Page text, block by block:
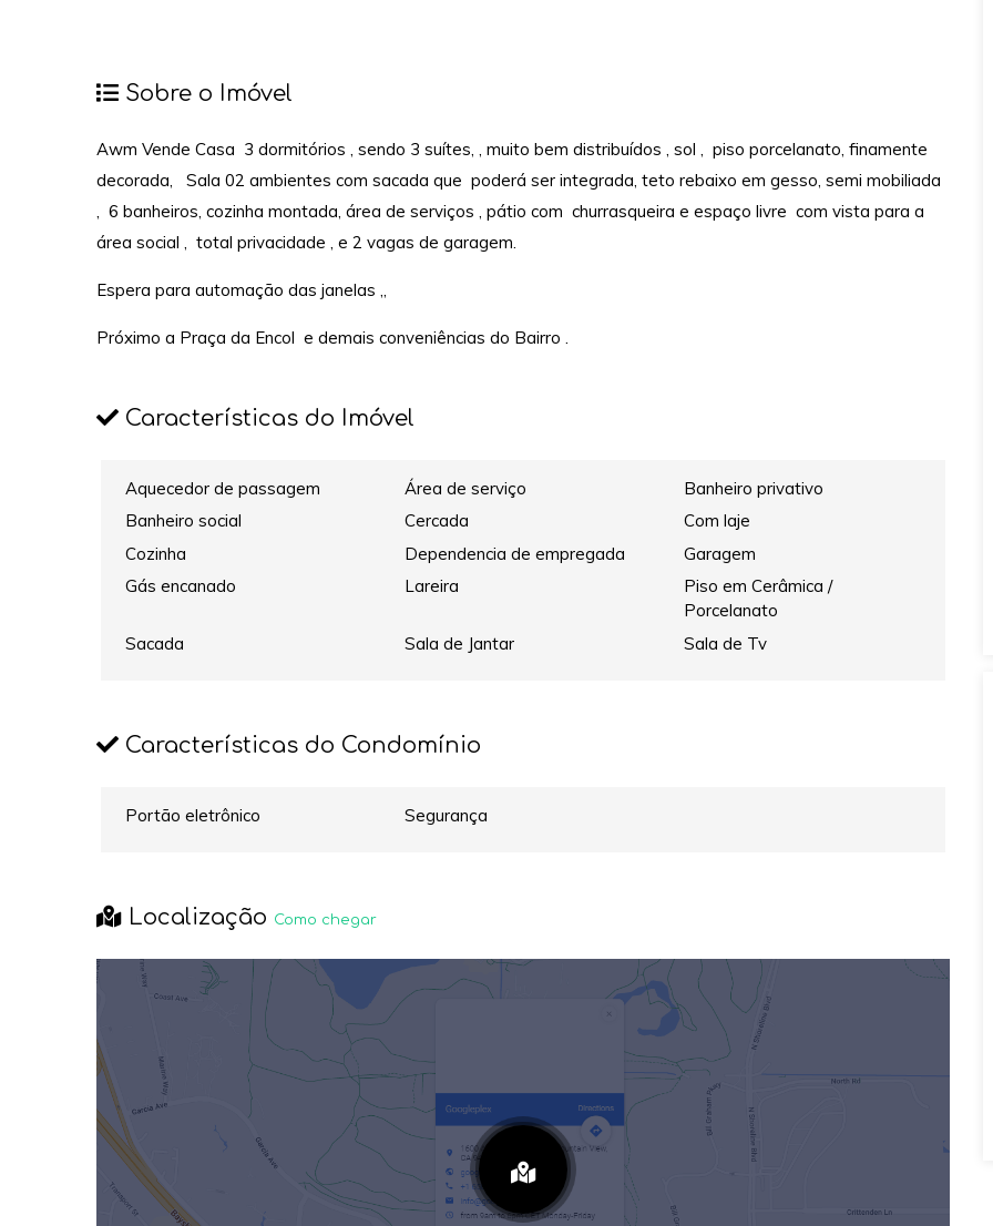
Sobre o Imóvel
Awm Vende Casa 3 dormitórios , sendo 3 suítes, , muito bem distribuídos , sol , piso porcelanato, finamente
decorada, Sala 02 ambientes com sacada que poderá ser integrada, teto rebaixo em gesso, semi mobiliada
, 6 banheiros, cozinha montada, área de serviços , pátio com churrasqueira e espaço livre com vista para a
área social , total privacidade , e 2 vagas de garagem.
Espera para automação das janelas ,,
Próximo a Praça da Encol e demais conveniências do Bairro .
Características do Imóvel
Aquecedor de passagem Área de serviço
Banheiro privativo
Banheiro social
Cercada
Com laje
Cozinha
Dependencia de empregada
Garagem
Gás encanado
Lareira
Piso em Cerâmica /
Porcelanato
Sacada
Sala de Jantar Sala de Tv
Características do Condomínio
Portão eletrônico Segurança
Localização Como chegar